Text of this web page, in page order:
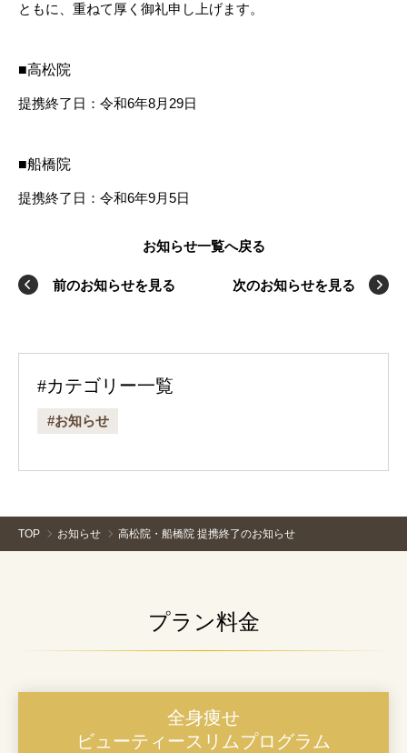
ともに、重ねて厚く御礼申し上げます。
■高松院
提携終了日：令和6年8月29日
■船橋院
提携終了日：令和6年9月5日
前のお知らせを見る
お知らせ一覧へ戻る
次のお知らせを見る
#カテゴリー一覧
#お知らせ
TOP お知らせ 高松院・船橋院 提携終了のお知らせ
プラン料金
全身痩せ
ビューティースリムプログラム